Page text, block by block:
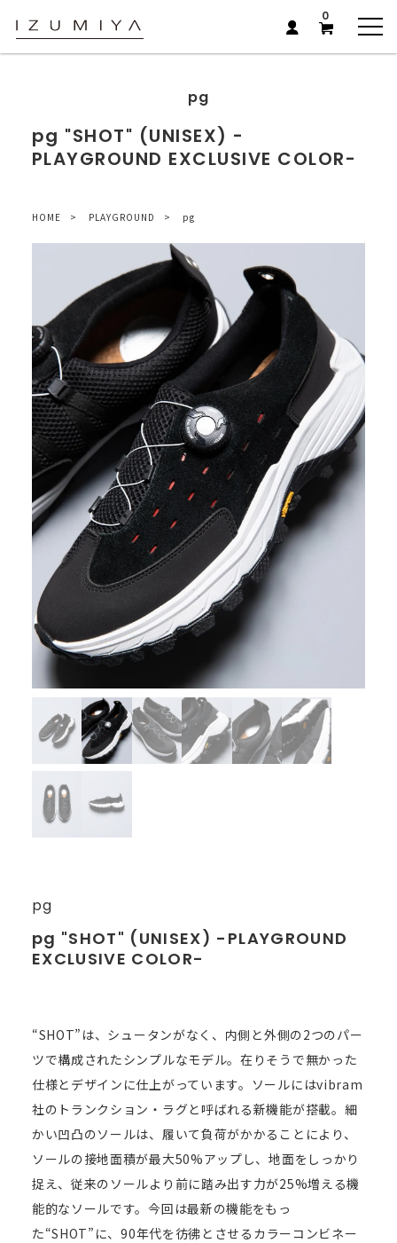
0
pg
pg "SHOT" (UNISEX) -
PLAYGROUND EXCLUSIVE COLOR-
HOME PLAYGROUND pg
pg
pg "SHOT" (UNISEX) -PLAYGROUND
EXCLUSIVE COLOR-
“SHOT”は、シュータンがなく、内側と外側の2つのパー
ツで構成されたシンプルなモデル。在りそうで無かった
仕様とデザインに仕上がっています。ソールにはvibram
社のトランクション・ラグと呼ばれる新機能が搭載。細
かい凹凸のソールは、履いて負荷がかかることにより、
ソールの接地面積が最大50%アップし、地面をしっかり
捉え、従来のソールより前に踏み出す力が25%増える機
能的なソールです。今回は最新の機能をもっ
た“SHOT”に、90年代を彷彿とさせるカラーコンビネー